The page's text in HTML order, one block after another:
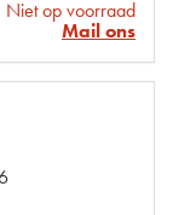
Niet op voorraad
Mail ons